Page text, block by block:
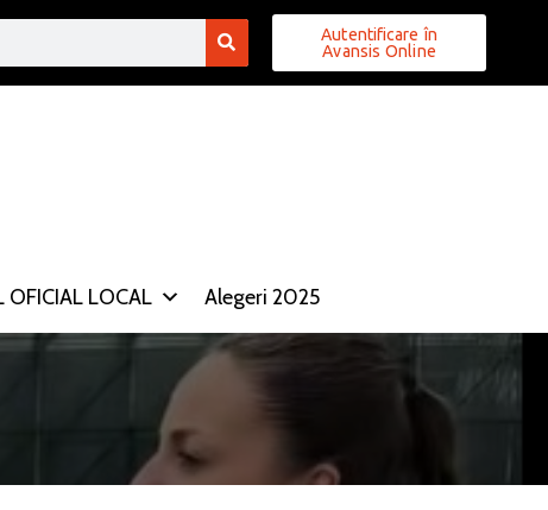
Autentificare în
Avansis Online
LOCAL Alegeri 2025